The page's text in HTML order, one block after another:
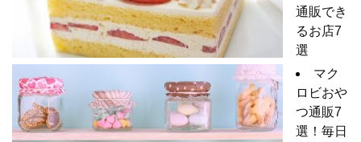
通販でき
るお店7
選
マク
ロビおや
つ通販7
選！毎日